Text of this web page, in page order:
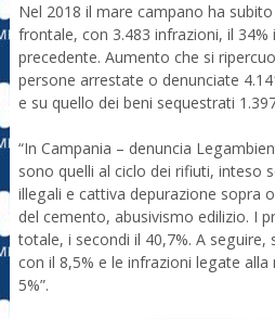
Nel 2018 il mare campano ha
frontale, con 3.483 infrazioni, il 34%
precedente. Aumento che si
persone arrestate o denunciate
e su quello dei beni sequestrati
“In Campania – denuncia
sono quelli al ciclo dei rifiuti, inteso
illegali e cattiva depurazione sopra
del cemento, abusivismo edilizio. I
totale, i secondi il 40,7%. A seguire,
con il 8,5% e le infrazioni legate
5%”.